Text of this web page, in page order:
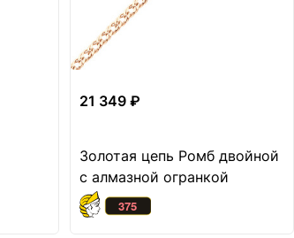
21 349 ₽
Золотая цепь Ромб двойной
с алмазной огранкой